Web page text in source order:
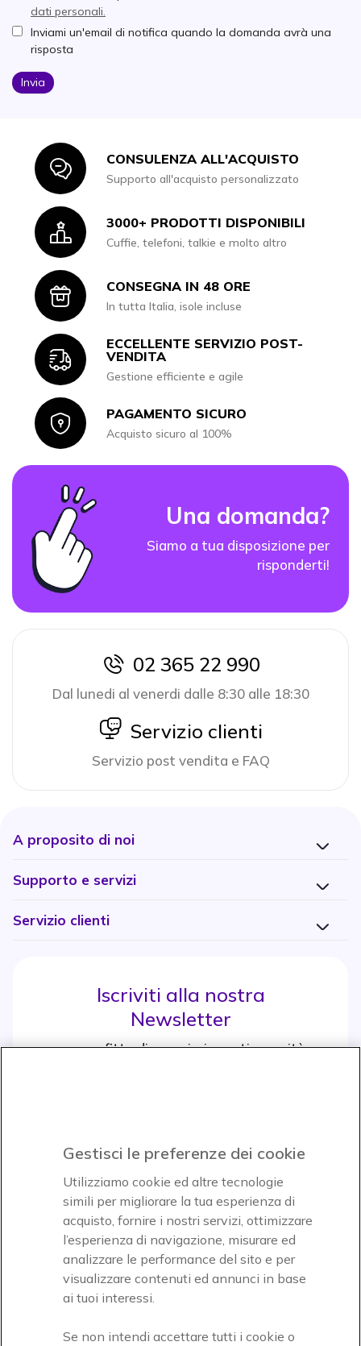
dati personali.
Inviami un'email di notifica quando la domanda avrà una
risposta
Invia
IconCONSULENZA ALL'ACQUISTO
Supporto all'acquisto personalizzato
Icon3000+ PRODOTTI DISPONIBILI
Cuffie, telefoni, talkie e molto altro
IconCONSEGNA IN 48 ORE
In tutta Italia, isole incluse
Icon
ECCELLENTE SERVIZIO POST-
VENDITA
Gestione efficiente e agile
IconPAGAMENTO SICURO
Acquisto sicuro al 100%
Una domanda?
Siamo a tua disposizione per
risponderti!
icon
02 365 22 990
Dal lunedi al venerdi dalle 8:30 alle 18:30
icon
Servizio clienti
Servizio post vendita e FAQ
A proposito di noi
Supporto e servizi
Servizio clienti
Iscriviti alla nostra
Newsletter
e approfitta di maggiori sconti e novità
Icon
Icon
Paga facilmente ed in assoluta sicurezza
Accettiamo
Gestisci le preferenze dei cookie
Utilizziamo cookie ed altre tecnologie
simili per migliorare la tua esperienza di
acquisto, fornire i nostri servizi, ottimizzare
l’esperienza di navigazione, misurare ed
analizzare le performance del sito e per
visualizzare contenuti ed annunci in base
ai tuoi interessi.
Se non intendi accettare tutti i cookie o